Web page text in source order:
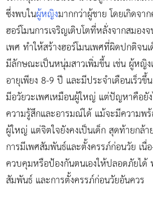
ซึ่งพบในผู้หญิงมากกว่าผู้ชาย โดยเกิดจา
ฮอร์โมนการเจริญเติบโตที่หลั่งจากสมอง
เพศ ทำให้สร้างฮอร์โมนเพศที่ผิดปกติจน
มีลักษณะเป็นหนุ่มสาวเพิ่มขึ้น เช่น ผู้หญิ
อายุเพียง 8-9 ปี และมีประจำเดือนเร็วขึ้
มีอวัยวะเพศเหมือนผู้ใหญ่ แต่ปัญหาคือยั
ความรู้สึกและอารมณ์ได้ แม้จะมีความพร้
ผู้ใหญ่ แต่จิตใจยังคงเป็นเด็ก สุดท้ายกล้า
การมีเพศสัมพันธ์และตั้งครรภ์ก่อนวัย เนื่
ควบคุมหรือป้องกันตนเองให้ปลอดภัยได้
สัมพันธ์ และการตั้งครรภ์ก่อนวัยอันควร